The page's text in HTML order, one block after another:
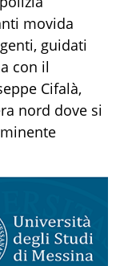
movida
guidati
con il
Cifalà,
nord dove si